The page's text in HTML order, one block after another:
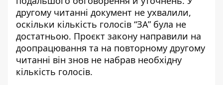
другому читанні документ не ухвалили,
оскільки кількість голосів “ЗА” була не
достатньою. Проєкт закону направили на
доопрацювання та на повторному другому
читанні він знов не набрав необхідну
кількість голосів.